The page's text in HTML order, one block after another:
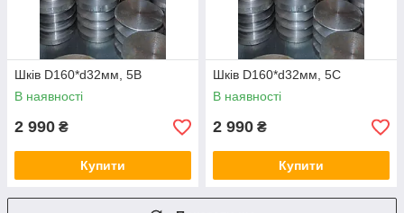
Шків D160*d32мм, 5В
В наявності
2 990 ₴
Купити
Шків D160*d32мм, 5С
В наявності
2 990 ₴
Купити